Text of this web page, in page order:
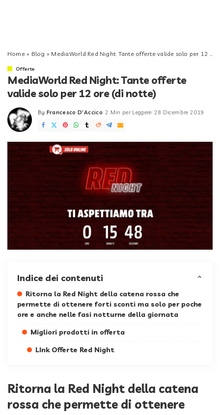
Home» Blog » MediaWorld Red Night: Tante offerte valide solo per 12 ore (di notte)
Offerte
MediaWorld Red Night: Tante offerte
valide solo per 12 ore (di notte)
Posted
by
By Francesco D'Accico 2 Min per Leggere 28 Dicembre 2019
Indice dei contenuti
Ritorna la Red Night della catena rossa che
permette di ottenere forti sconti ma solo per poche
ore e anche nelle fasi notturne della giornata
Migliori prodotti in offerta
LInk Offerte Red Night
Ritorna la Red Night della catena
rossa che permette di ottenere